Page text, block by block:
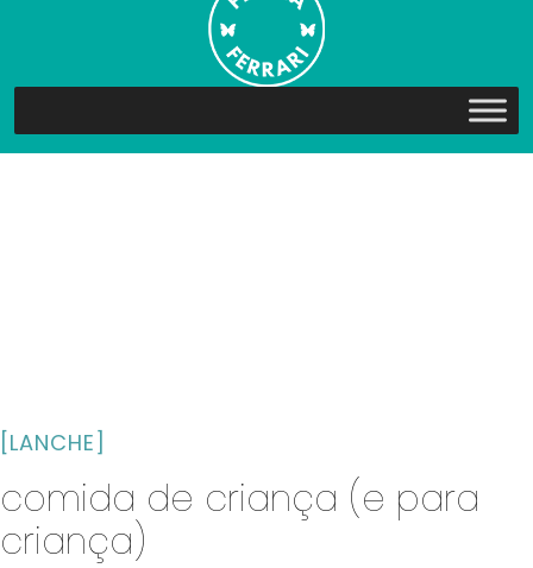
[LANCHE]
comida de criança (e para
criança)